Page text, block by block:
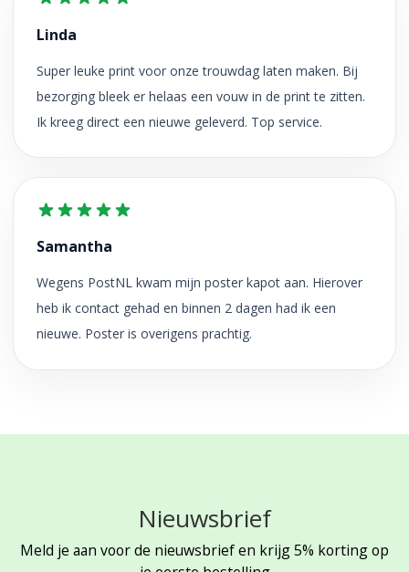
Linda
Super leuke print voor onze trouwdag laten maken. Bij
bezorging bleek er helaas een vouw in de print te zitten.
Ik kreeg direct een nieuwe geleverd. Top service.
Samantha
Wegens PostNL kwam mijn poster kapot aan. Hierover
heb ik contact gehad en binnen 2 dagen had ik een
nieuwe. Poster is overigens prachtig.
Nieuwsbrief
Meld je aan voor de nieuwsbrief en krijg 5% korting op